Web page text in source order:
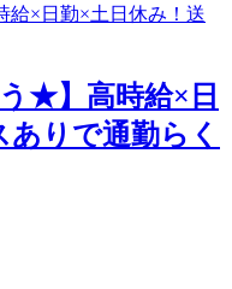
★】高時給×日
りで通勤らく